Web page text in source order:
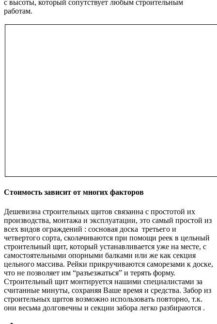
с высоты, который сопутствует любым строительным
работам.
Стоимость зависит от многих факторов
Дешевизна строительных щитов связанна с простотой их
производства, монтажа и эксплуатации, это самый простой из
всех видов ограждений : сосновая доска третьего и
четвертого сорта, сколачиваются при помощи реек в цельный
строительный щит, который устанавливается уже на месте, с
самостоятельными опорными балками или же как секция
цельного массива. Рейки прикручиваются саморезами к доске,
что не позволяет им “разъезжаться” и терять форму.
Строительный щит монтируется нашими специалистами за
считанные минуты, сохраняя Ваше время и средства. Забор из
строительных щитов возможно использовать повторно, т.к.
они весьма долговечны и секции забора легко разбираются .